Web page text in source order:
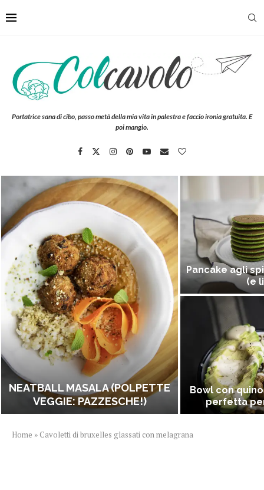
Portatrice sana di cibo, passo metà della mia vita in palestra e faccio ironia gratuita. E
poi mangio.
NEATBALL MASALA (POLPETTE
VEGGIE: PAZZESCHE!)
Pancake agli
(e
Bowl con
perfetta
Home » Cavoletti di bruxelles glassati con melagrana